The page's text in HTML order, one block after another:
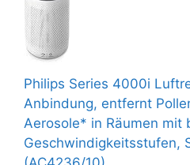
Philips Series 4000i
Anbindung, entfernt
Aerosole* in Räumen mit
Geschwindigkeitsstufen,